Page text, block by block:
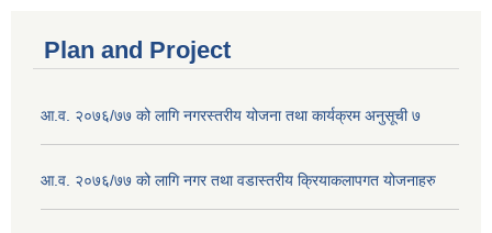
Plan and Project
आ.व. २०७६/७७ को लागि नगरस्तरीय योजना तथा कार्यक्रम अनुसूची ७
आ.व. २०७६/७७ को लागि नगर तथा वडास्तरीय क्रियाकलापगत योजनाहरु